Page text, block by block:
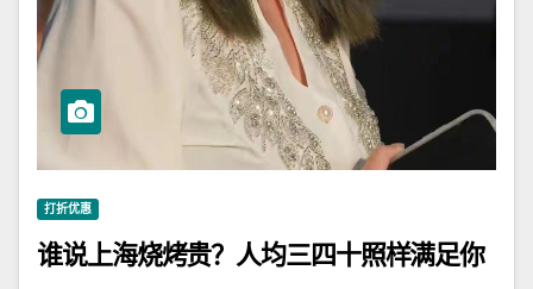
打折优惠
谁说上海烧烤贵？人均三四十照样满足你